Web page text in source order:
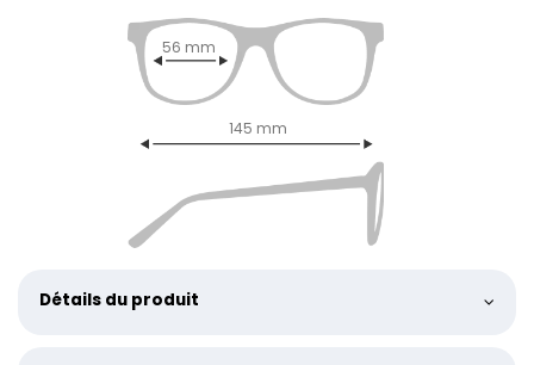
56 mm
145 mm
Détails du produit